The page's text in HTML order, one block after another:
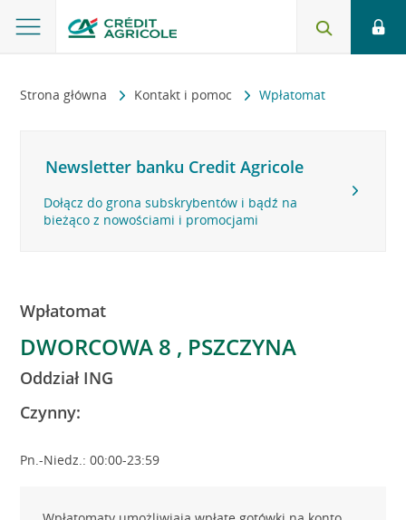
Strona główna Kontakt i pomoc Wpłatomat
Newsletter banku Credit Agricole
Dołącz do grona subskrybentów i bądź na
bieżąco z nowościami i promocjami
Wpłatomat
DWORCOWA 8 , PSZCZYNA
Oddział ING
Czynny:
Pn.-Niedz.: 00:00-23:59